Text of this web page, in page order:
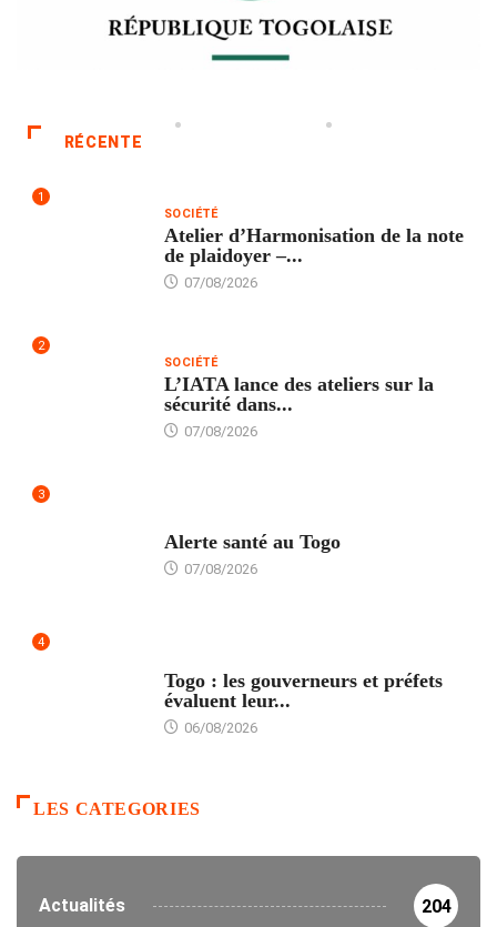
RÉCENTE
1
SOCIÉTÉ
Atelier d’Harmonisation de la note
de plaidoyer –...
07/08/2026
2
SOCIÉTÉ
L’IATA lance des ateliers sur la
sécurité dans...
07/08/2026
3
Alerte santé au Togo
07/08/2026
4
Togo : les gouverneurs et préfets
évaluent leur...
06/08/2026
LES CATEGORIES
Actualités 204